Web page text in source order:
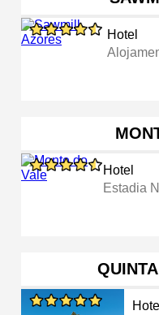
Hotel
Hotel
Estadia
Hotel